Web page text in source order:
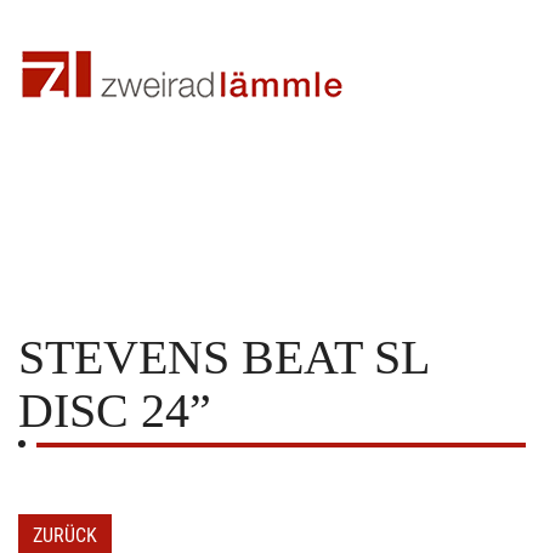
STEVENS BEAT SL
DISC 24”
ZURÜCK